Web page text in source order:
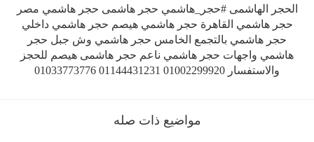
الحجر الهاشمى #حجر_هاشمي حجر هاشمى حجر هاشمي مصر
حجر هاشمي القاهرة حجر هاشمي هيصم حجر هاشمي داخلي
حجر هاشمي بالتجمع الخامس حجر هاشمي وش جبل حجر
هاشمي واجهات حجر هاشمي ناعم حجر هاشمى هيصم للحجز
والاستفسار 01002299920 01144431231 01033773776
مواضيع ذات صله